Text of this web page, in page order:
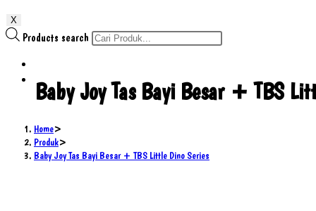
X
Products search
Baby Joy Tas Bayi Besar + TBS
Home>
Produk>
Baby Joy Tas Bayi Besar + TBS Little Dino Series